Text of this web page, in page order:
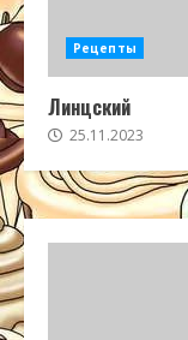
Рецепты
Линцский
25.11.2023